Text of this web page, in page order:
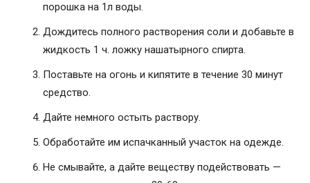
порошка на 1л воды.
Дождитесь полного растворения соли и добавьте в
жидкость 1 ч. ложку нашатырного спирта.
Поставьте на огонь и кипятите в течение 30 минут
средство.
Дайте немного остыть раствору.
Обработайте им испачканный участок на одежде.
Не смывайте, а дайте веществу подействовать —